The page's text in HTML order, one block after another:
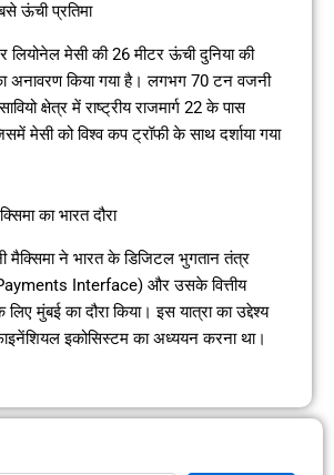
ऊंची प्रतिमा
लियोनेल मेसी की 26 मीटर ऊंची दुनिया की
अनावरण किया गया है। लगभग 70 टन वजनी
क्षेत्र में राष्ट्रीय राजमार्ग 22 के पास
मेसी को विश्व कप ट्रॉफी के साथ दर्शाया गया
का भारत दौरा
मैक्सिमा ने भारत के डिजिटल भुगतान तंत्र
Interface) और उसके वित्तीय
मुंबई का दौरा किया। इस यात्रा का उद्देश्य
इकोसिस्टम का अध्ययन करना था।